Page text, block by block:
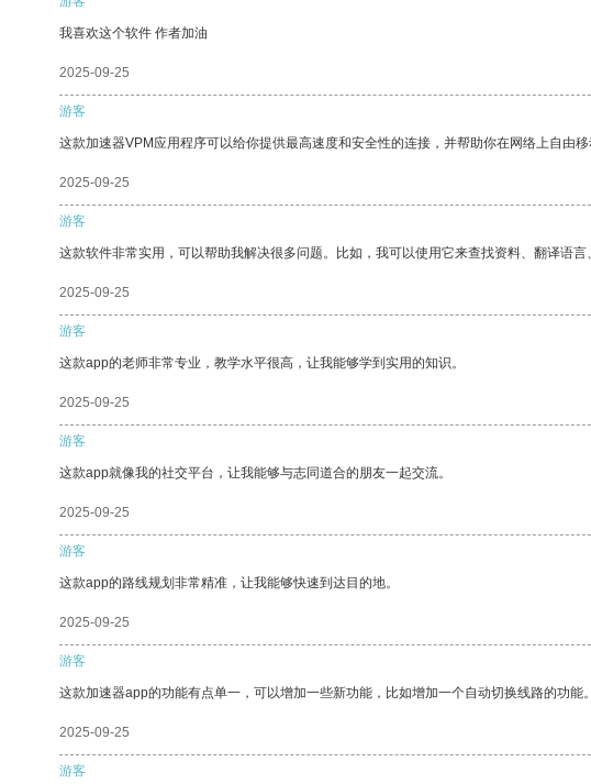
我喜欢这个软件 作者加油
2025-09-25
游客
这款加速器VPM应用程序可以给你提供最高速度和安全性的连接，并帮助你在网络上自由移
2025-09-25
游客
这款软件非常实用，可以帮助我解决很多问题。比如，我可以使用它来查找资料、翻译语言
2025-09-25
游客
这款app的老师非常专业，教学水平很高，让我能够学到实用的知识。
2025-09-25
游客
这款app就像我的社交平台，让我能够与志同道合的朋友一起交流。
2025-09-25
游客
这款app的路线规划非常精准，让我能够快速到达目的地。
2025-09-25
游客
这款加速器app的功能有点单一，可以增加一些新功能，比如增加一个自动切换线路的功能。
2025-09-25
游客